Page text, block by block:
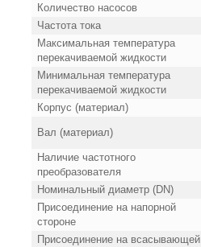
Количество насосов
Частота тока
Максимальная температура
перекачиваемой жидкости
Минимальная температура
перекачиваемой жидкости
Корпус (материал)
Вал (материал)
Наличие частотного
преобразователя
Номинальный диаметр (DN)
Присоединение на напорной
стороне
Присоединение на всасывающей